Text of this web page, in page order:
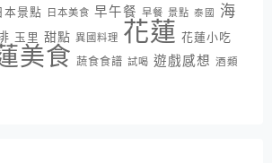
本景點 日本美食 早午餐 早餐 景點 泰國
海
玉里 甜點 異國料理 花蓮 花蓮小吃
美食 蔬食食譜 試喝 遊戲感想 酒類